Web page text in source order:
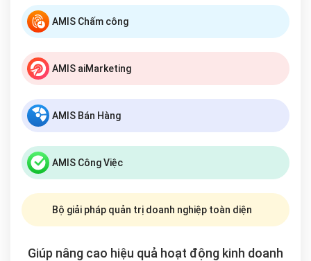
AMIS Chấm công
AMIS aiMarketing
AMIS Bán Hàng
AMIS Công Việc
Bộ giải pháp quản trị doanh nghiệp toàn diện
Giúp nâng cao hiệu quả hoạt động kinh doanh